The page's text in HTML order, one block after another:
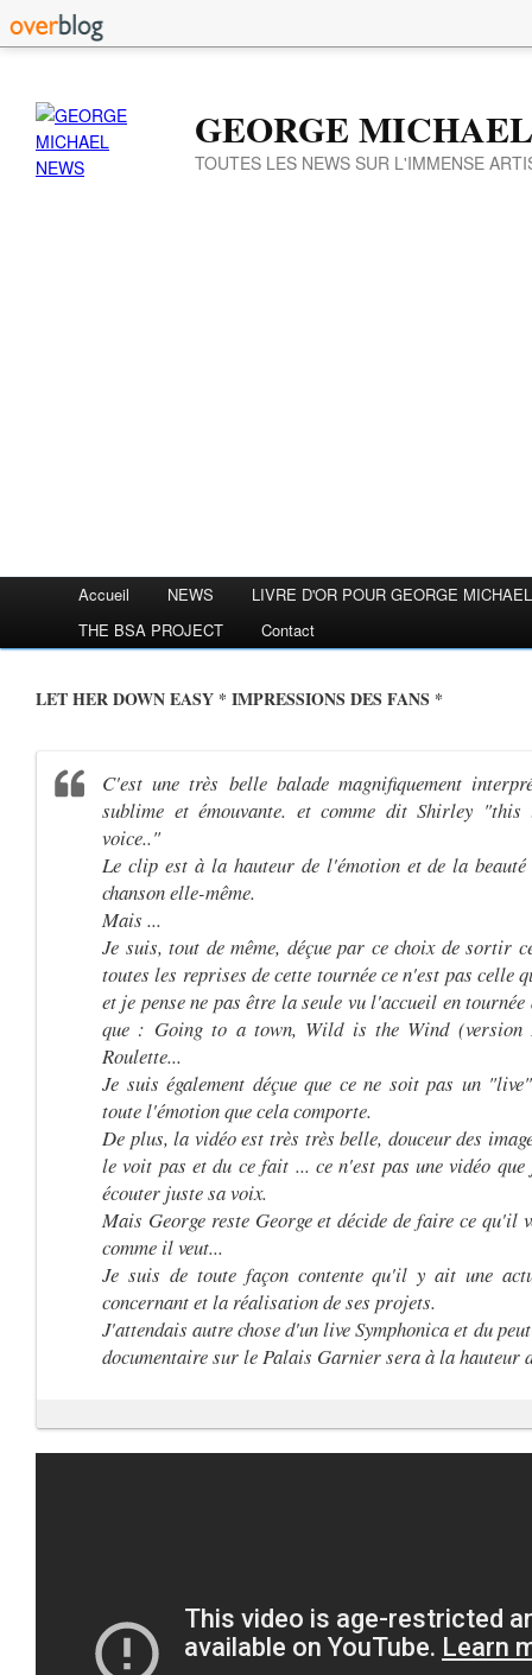
GEORGE
TOUTES LES NEWS SUR L'IMMENSE
Accueil NEWS
LIVRE D'OR POUR GEORGE MICHAEL
THE BSA PROJECT
Contact
LET HER DOWN EASY * IMPRESSIONS DES FANS *
C'est une très belle balade magnifiquement
sublime et émouvante. et comme dit Shirley
voice.."
Le clip est à la hauteur de l'émotion et de la
chanson elle-même.
Mais ...
Je suis, tout de même, déçue par ce choix de sortir
toutes les reprises de cette tournée ce n'est pas celle
et je pense ne pas être la seule vu l'accueil en tournée
que : Going to a town, Wild is the Wind (version
Roulette...
Je suis également déçue que ce ne soit pas un
toute l'émotion que cela comporte.
De plus, la vidéo est très très belle, douceur des
le voit pas et du ce fait ... ce n'est pas une vidéo
écouter juste sa voix.
Mais George reste George et décide de faire ce qu'il
comme il veut...
Je suis de toute façon contente qu'il y ait une
concernant et la réalisation de ses projets.
J'attendais autre chose d'un live Symphonica et du
documentaire sur le Palais Garnier sera à la hauteur